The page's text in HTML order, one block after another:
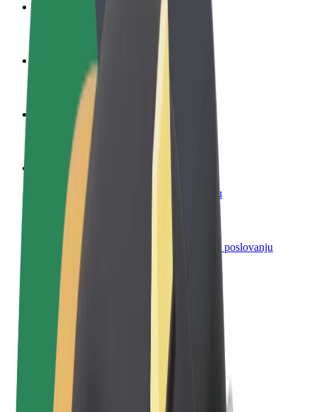
Zarađuj po vlastitim uvjetima
Postani dostavljač
Dostavljaj hranu i primaj tjedne isplate
Dodaj restoran ili trgovinu
Dosegni više kupaca i povećaj zaradu
Registriraj se kao vlasnik flote
Dodaj svoju flotu na Bolt i povećaj zaradu
Bolt for Business
Bolt proizvodi i usluge prilagođeni tvojem poslovanju
Uvjeti i odredbe
Privatnost
Kolačići
© 2026 Bolt Technology OÜ